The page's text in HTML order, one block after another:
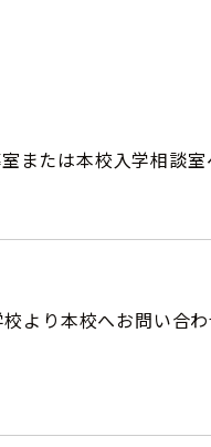
または本校入学相談室
より本校へお問い合わ